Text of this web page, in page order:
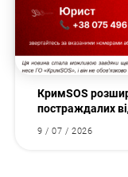
КримSOS
постраждалих
9 / 07 / 2026